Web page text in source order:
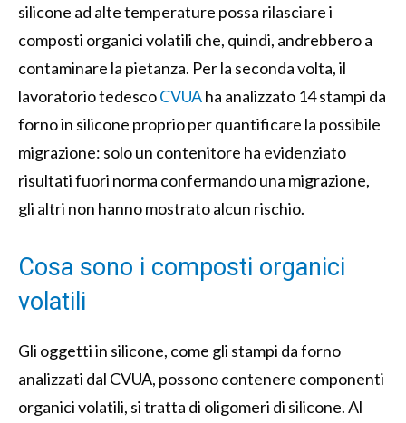
silicone ad alte temperature possa rilasciare i
composti organici volatili che, quindi, andrebbero a
contaminare la pietanza. Per la seconda volta, il
lavoratorio tedescoCVUAha analizzato 14 stampi da
forno in silicone proprio per quantificare la possibile
migrazione: solo un contenitore ha evidenziato
risultati fuori norma confermando una migrazione,
gli altri non hanno mostrato alcun rischio.
Cosa sono i composti organici
volatili
Gli oggetti in silicone, come gli stampi da forno
analizzati dal CVUA, possono contenere componenti
organici volatili, si tratta di oligomeri di silicone. Al